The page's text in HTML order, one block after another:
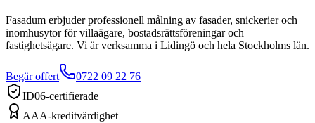
Fasadum erbjuder professionell målning av fasader, snickerier och
inomhusytor för villaägare, bostadsrättsföreningar och
fastighetsägare. Vi är verksamma i Lidingö och hela Stockholms län.
Begär offert
0722 09 22 76
ID06-certifierade
AAA-kreditvärdighet